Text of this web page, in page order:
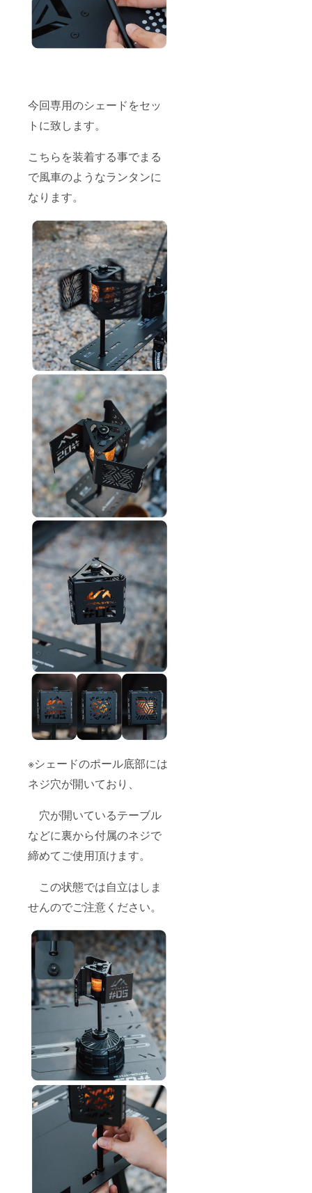
今回専用のシェードをセッ
トに致します。
こちらを装着する事でまる
で風車のようなランタンに
なります。
※シェードのポール底部には
ネジ穴が開いており、
穴が開いているテーブル
などに裏から付属のネジで
締めてご使用頂けます。
この状態では自立はしま
せんのでご注意ください。